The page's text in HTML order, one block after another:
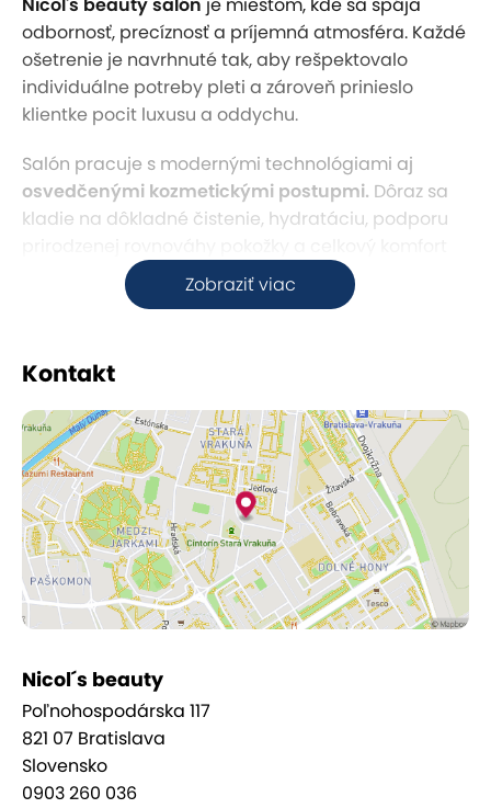
Zobraziť viac
odbornosť, precíznosť a príjemná atmosféra. Každé
ošetrenie je navrhnuté tak, aby rešpektovalo
individuálne potreby pleti a zároveň prinieslo
klientke pocit luxusu a oddychu.
Salón pracuje s modernými technológiami aj
osvedčenými kozmetickými postupmi. Dôraz sa
kladie na dôkladné čistenie, hydratáciu, podporu
počas procedúry. Každý krok je vykonávaný s citom
a profesionalitou.
zážitkom. Jemná hudba, harmonické prostredie a
individuálny prístup vytvárajú priestor, kde si
klientky môžuoddýchnuť od každodenného
stresu.
Či už túžite po hĺbkovom čistení, rozjasnení,
hydratácii alebo relaxačnej masáži tváre a dekoltu,
v Nicol's beauty nájdete rituál, ktorýzvýrazní
prirodzenú krásu a dodá pleti svieži, upravený
vzhľad.
Kontakt
Nicol´s beauty
Poľnohospodárska 117
821 07 Bratislava
Slovensko
0903 260 036